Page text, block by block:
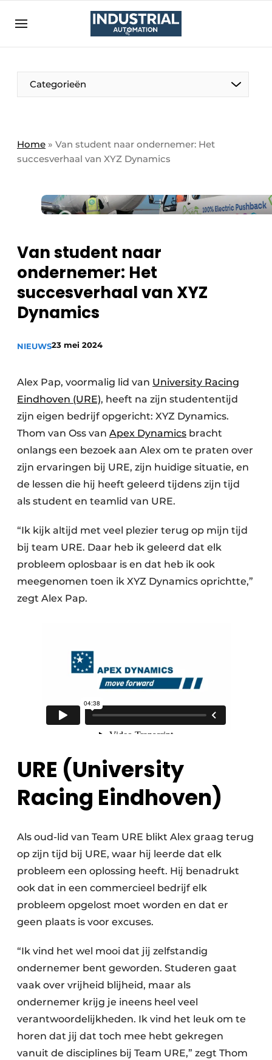
Aanmelden
Bedrijven
Bedrijven
Direct contact
Eigen content aanleveren
Home
Nieuwsbrief
Podcasts
Privacy / Cookie statement
Vacature aanmelden
Video’s
Categorieën
Home » Van student naar ondernemer: Het
succesverhaal van XYZ Dynamics
Van student naar
ondernemer: Het
succesverhaal van XYZ
Dynamics
NIEUWS23 mei 2024
Alex Pap, voormalig lid van University Racing
Eindhoven (URE), heeft na zijn studententijd
zijn eigen bedrijf opgericht: XYZ Dynamics.
Thom van Oss van Apex Dynamics bracht
onlangs een bezoek aan Alex om te praten over
zijn ervaringen bij URE, zijn huidige situatie, en
de lessen die hij heeft geleerd tijdens zijn tijd
als student en teamlid van URE.
“Ik kijk altijd met veel plezier terug op mijn tijd
bij team URE. Daar heb ik geleerd dat elk
probleem oplosbaar is en dat heb ik ook
meegenomen toen ik XYZ Dynamics oprichtte,”
zegt Alex Pap.
URE (University
Racing Eindhoven)
Als oud-lid van Team URE blikt Alex graag terug
op zijn tijd bij URE, waar hij leerde dat elk
probleem een oplossing heeft. Hij benadrukt
ook dat in een commercieel bedrijf elk
probleem opgelost moet worden en dat er
geen plaats is voor excuses.
“Ik vind het wel mooi dat jij zelfstandig
ondernemer bent geworden. Studeren gaat
vaak over vrijheid blijheid, maar als
ondernemer krijg je ineens heel veel
verantwoordelijkheden. Ik vind het leuk om te
horen dat jij dat toch mee hebt gekregen
vanuit de disciplines bij Team URE,” zegt Thom